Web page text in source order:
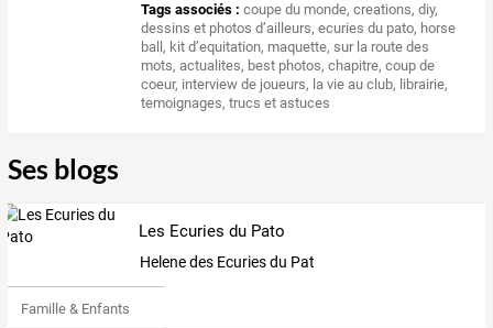
Tags associés : coupe du monde,creations,diy,
dessins et photos d’ailleurs,ecuries du pato, horse
ball, kit d’equitation, maquette,sur la route des
mots,actualites, best photos,chapitre,coup de
coeur, interview de joueurs, la vie au club, librairie,
temoignages,trucs et astuces
Ses blogs
Les Ecuries du Pato
Helene des Ecuries du Pato
Famille & Enfants